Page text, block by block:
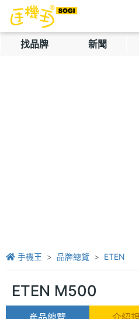
找品牌 新聞
手機王 品牌總覽 ETEN
ETEN M500